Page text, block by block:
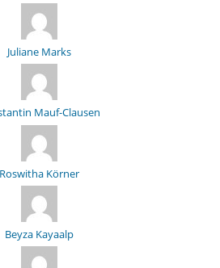
Juliane Marks
Mauf-Clausen
Roswitha Körner
Beyza Kayaalp